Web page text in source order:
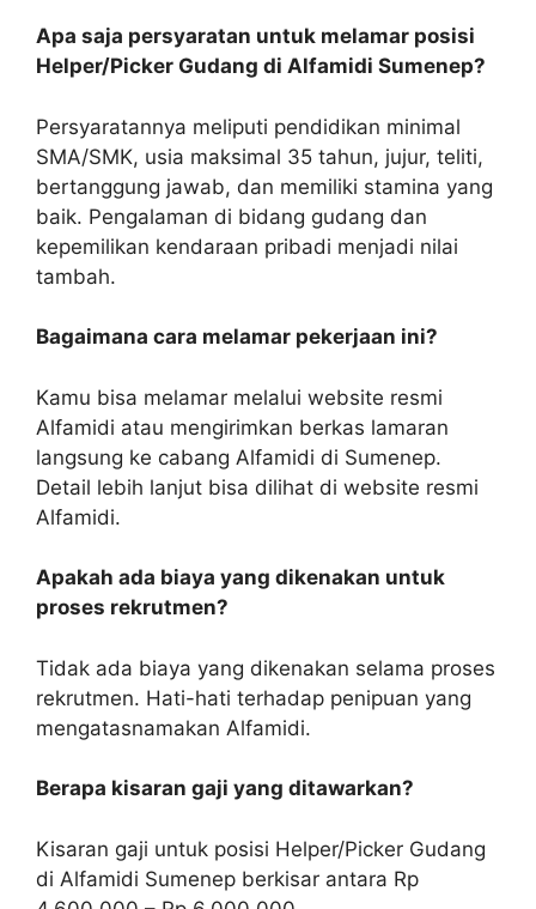
Apa saja persyaratan untuk melamar posisi
Helper/Picker Gudang di Alfamidi Sumenep?
Persyaratannya meliputi pendidikan minimal
SMA/SMK, usia maksimal 35 tahun, jujur, teliti,
bertanggung jawab, dan memiliki stamina yang
baik. Pengalaman di bidang gudang dan
kepemilikan kendaraan pribadi menjadi nilai
tambah.
Bagaimana cara melamar pekerjaan ini?
Kamu bisa melamar melalui website resmi
Alfamidi atau mengirimkan berkas lamaran
langsung ke cabang Alfamidi di Sumenep.
Detail lebih lanjut bisa dilihat di website resmi
Alfamidi.
Apakah ada biaya yang dikenakan untuk
proses rekrutmen?
Tidak ada biaya yang dikenakan selama proses
rekrutmen. Hati-hati terhadap penipuan yang
mengatasnamakan Alfamidi.
Berapa kisaran gaji yang ditawarkan?
Kisaran gaji untuk posisi Helper/Picker Gudang
di Alfamidi Sumenep berkisar antara Rp